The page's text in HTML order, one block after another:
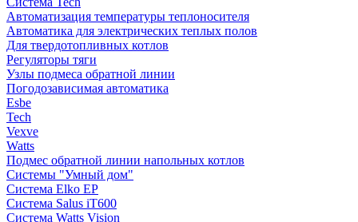
Автоматизация температуры теплоносителя
Автоматика для электрических теплых полов
Для твердотопливных котлов
Регуляторы тяги
Узлы подмеса обратной линии
Погодозависимая автоматика
Esbe
Tech
Vexve
Watts
Подмес обратной линии напольных котлов
Системы "Умный дом"
Система Elko EP
Система Salus iT600
Система Watts Vision